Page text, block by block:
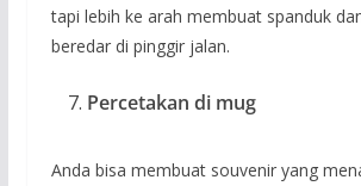
tapi lebih ke arah membuat spanduk
beredar di pinggir jalan.
Percetakan di mug
Anda bisa membuat souvenir yang